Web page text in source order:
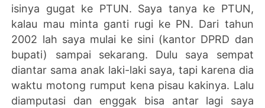
isinya gugat ke PTUN. Saya tanya ke PTUN,
kalau mau minta ganti rugi ke PN. Dari tahun
2002 lah saya mulai ke sini (kantor DPRD dan
bupati) sampai sekarang. Dulu saya sempat
diantar sama anak laki-laki saya, tapi karena dia
waktu motong rumput kena pisau kakinya. Lalu
diamputasi dan enggak bisa antar lagi saya